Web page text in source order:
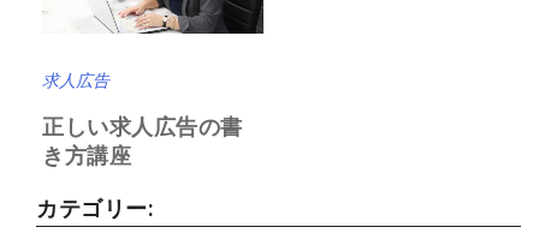
求人広告
正しい求人広告の書
き方講座
カテゴリー: